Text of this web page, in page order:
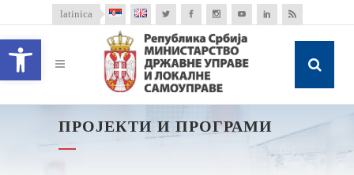
Open toolbar
latinica
ПРОЈЕКТИ И ПРОГРАМИ